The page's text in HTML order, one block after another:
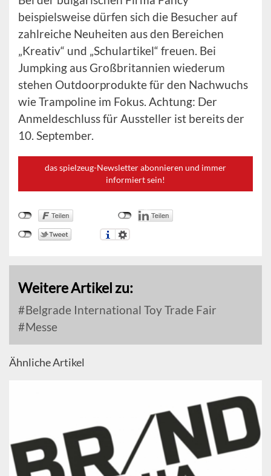
beispielsweise dürfen sich die Besucher auf
zahlreiche Neuheiten aus den Bereichen
„Kreativ“ und „Schulartikel“ freuen. Bei
Jumpking aus Großbritannien wiederum
stehen Outdoorprodukte für den Nachwuchs
wie Trampoline im Fokus. Achtung: Der
Anmeldeschluss für Aussteller ist bereits der
10. September.
das spielzeug-Newsletter abonnieren und immer
informiert sein!
Weitere Artikel zu:
Belgrade International Toy Trade Fair
Messe
Ähnliche Artikel